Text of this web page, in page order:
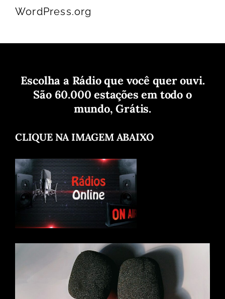
WordPress.org
Escolha a Rádio que você quer ouvi.
São 60.000 estações em todo o
mundo, Grátis.
CLIQUE NA IMAGEM ABAIXO